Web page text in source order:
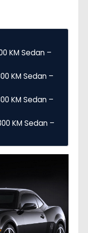
KM Sedan –
KM Sedan –
KM Sedan –
KM Sedan –